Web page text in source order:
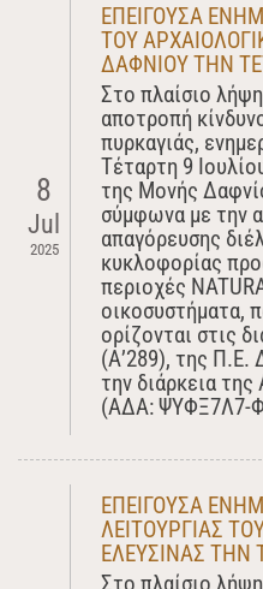
8
Jul
2025
ΕΠΕΙΓΟΥΣΑ
ΤΟΥ
ΔΑΦΝΙΟΥ ΤΗΝ
Στο πλαίσιο
αποτροπή
πυρκαγιάς,
Τέταρτη 9
της Μονής
σύμφωνα με την
απαγόρευσης
κυκλοφορίας
περιοχές
οικοσυστήματα,
ορίζονται στις
(Α’289), της Π.Ε.
την διάρκεια
(ΑΔΑ: ΨΥΦΞ7Λ7-
ΕΠΕΙΓΟΥΣΑ
ΛΕΙΤΟΥΡΓΙΑΣ
ΕΛΕΥΣΙΝΑΣ ΤΗΝ
Στο πλαίσιο